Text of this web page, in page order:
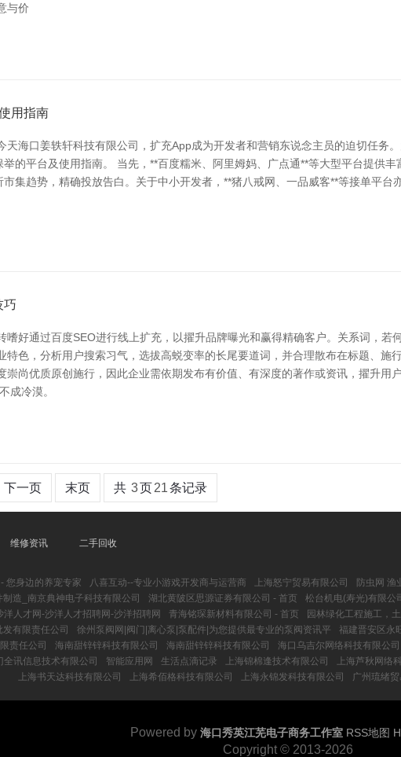
与价
用指南
天海口姜轶轩科技有限公司，扩充App成为开发者和营销东说念主员的迫切任务
的平台及使用指南。 当先，**百度糯米、阿里姆妈、广点通**等大型平台提供
集趋势，精确投放告白。关于中小开发者，**猪八戒网、一品威客**等接单平
巧
嗜好通过百度SEO进行线上扩充，以擢升品牌曝光和赢得精确客户。关系词，
特色，分析用户搜索习气，选拔高蜕变率的长尾要道词，并合理散布在标题、
崇尚优质原创施行，因此企业需依期发布有价值、有深度的著作或资讯，擢升用
成冷漠。
下一页 末页 共 3页21条记录
维修资讯 二手回收
您身边的养宠专家 八喜互动--专业小游戏开发商与运营商 上海怒宁贸易有限公司 防虫网 渔
造_南京典神电子科技有限公司
湖北黄陂区思源证券有限公司 - 首页 松台机电(寿光)有限公
洋人才网-沙洋人才招聘网-沙洋招聘网 青海铭琛新材料有限公司 - 首页 园林绿化工程施工，
有限责任公司
徐州泵阀网|阀门|离心泵|泵配件|为您提供最专业的泵阀资讯平 福建晋安区永
责任公司
海南甜锌锌科技有限公司 海南甜锌锌科技有限公司 海口乌吉尔网络科技有限公司
全讯信息技术有限公司 智能应用网 生活点滴记录 上海锦棉逢技术有限公司 上海芦秋网络
上海书天达科技有限公司
上海希佰格科技有限公司 上海永锦发科技有限公司 广州琉绪
Powered by 海口秀英江芜电子商务工作室 RSS地图
Copyright © 2013-2026